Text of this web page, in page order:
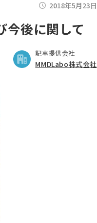
2018年5月23日
今後に関して
記事提供会社
MMDLabo株式会社